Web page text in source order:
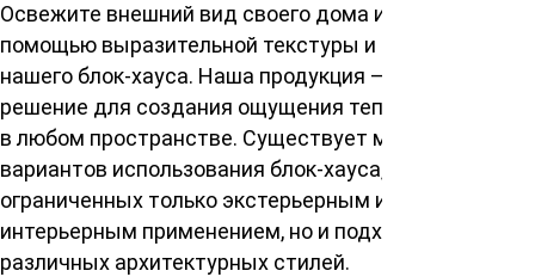
Освежите внешний вид своего дома или офиса с
помощью выразительной текстуры и качества
нашего блок-хауса. Наша продукция – идеальное
решение для создания ощущения тепла и комфорта
в любом пространстве. Существует множество
вариантов использования блок-хауса, не
ограниченных только экстерьерным или
интерьерным применением, но и подходящих для
различных архитектурных стилей.